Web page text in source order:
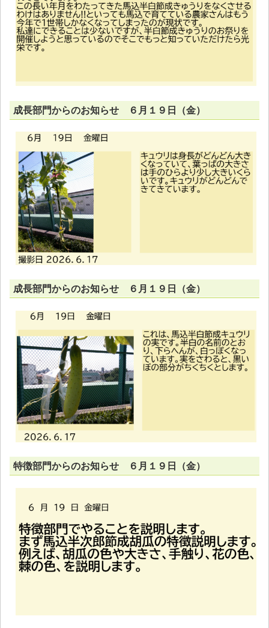
成長部門からのお知らせ ６月１９日（金）
成長部門からのお知らせ ６月１９日（金）
特徴部門からのお知らせ ６月１９日（金）